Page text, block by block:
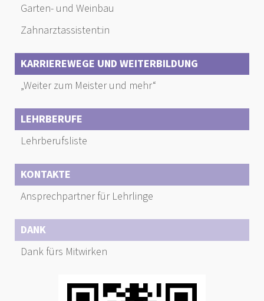
Garten- und Weinbau
Zahnarztassistent:in
KARRIEREWEGE UND WEITERBILDUNG
„Weiter zum Meister und mehr“
LEHRBERUFE
Lehrberufsliste
KONTAKTE
Ansprechpartner für Lehrlinge
DANK
Dank fürs Mitwirken